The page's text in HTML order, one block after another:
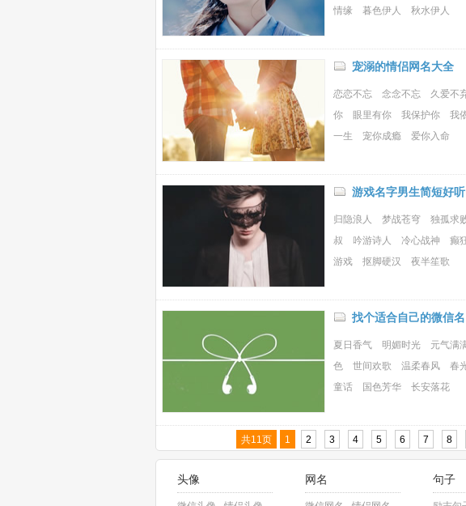
情缘 暮色伊人 秋水伊人
宠溺的情侣网名大全
恋恋不忘 念念不忘 久爱
你 眼里有你 我保护你 我
一生 宠你成瘾 爱你入命
游戏名字男生简短好听
归隐浪人 梦战苍穹 独孤
叔 吟游诗人 冷心战神 癫
游戏 抠脚硬汉 夜半笙歌
找个适合自己的微信名
夏日香气 明媚时光 元气
色 世间欢歌 温柔春风 春
童话 国色芳华 长安落花
共11页 1 2 3 4 5 6 7 8
头像 网名 句子